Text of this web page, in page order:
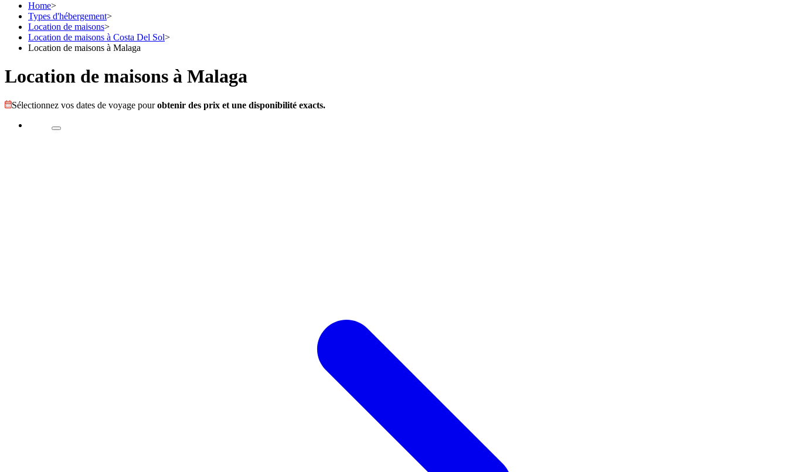
Home>
Types d'hébergement>
Location de maisons>
Location de maisons à Costa Del Sol>
Location de maisons à Malaga
Location de maisons à Malaga
Sélectionnez vos dates de voyage pourobtenir des prix et une disponibilité exacts.